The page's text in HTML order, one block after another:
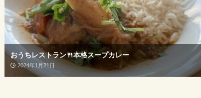
おうちレストラン🍴本格スープカレー
2024年1月21日